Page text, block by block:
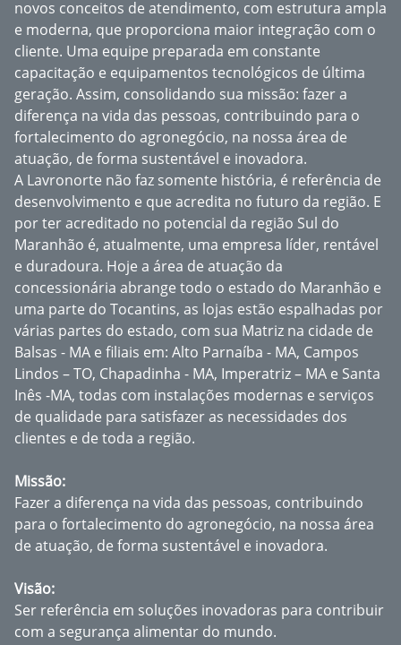
novos conceitos de atendimento, com estrutura ampla
e moderna, que proporciona maior integração com o
cliente. Uma equipe preparada em constante
capacitação e equipamentos tecnológicos de última
geração. Assim, consolidando sua missão: fazer a
diferença na vida das pessoas, contribuindo para o
fortalecimento do agronegócio, na nossa área de
atuação, de forma sustentável e inovadora.
A Lavronorte não faz somente história, é referência de
desenvolvimento e que acredita no futuro da região. E
por ter acreditado no potencial da região Sul do
Maranhão é, atualmente, uma empresa líder, rentável
e duradoura. Hoje a área de atuação da
concessionária abrange todo o estado do Maranhão e
uma parte do Tocantins, as lojas estão espalhadas por
várias partes do estado, com sua Matriz na cidade de
Balsas - MA e filiais em: Alto Parnaíba - MA, Campos
Lindos – TO, Chapadinha - MA, Imperatriz – MA e Santa
Inês -MA, todas com instalações modernas e serviços
de qualidade para satisfazer as necessidades dos
clientes e de toda a região.
Missão:
Fazer a diferença na vida das pessoas, contribuindo
para o fortalecimento do agronegócio, na nossa área
de atuação, de forma sustentável e inovadora.
Visão:
Ser referência em soluções inovadoras para contribuir
com a segurança alimentar do mundo.